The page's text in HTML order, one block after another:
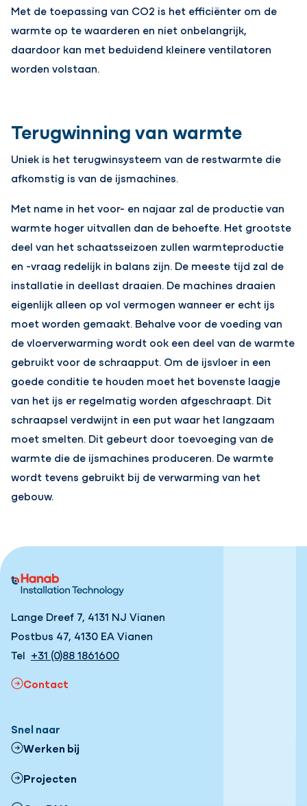
Met de toepassing van CO2 is het efficiënter om de
warmte op te waarderen en niet onbelangrijk,
daardoor kan met beduidend kleinere ventilatoren
worden volstaan.
Terugwinning van warmte
Uniek is het terugwinsysteem van de restwarmte die
afkomstig is van de ijsmachines.
Met name in het voor- en najaar zal de productie van
warmte hoger uitvallen dan de behoefte. Het grootste
deel van het schaatsseizoen zullen warmteproductie
en -vraag redelijk in balans zijn. De meeste tijd zal de
installatie in deellast draaien. De machines draaien
eigenlijk alleen op vol vermogen wanneer er echt ijs
moet worden gemaakt. Behalve voor de voeding van
de vloerverwarming wordt ook een deel van de warmte
gebruikt voor de schraapput. Om de ijsvloer in een
goede conditie te houden moet het bovenste laagje
van het ijs er regelmatig worden afgeschraapt. Dit
schraapsel verdwijnt in een put waar het langzaam
moet smelten. Dit gebeurt door toevoeging van de
warmte die de ijsmachines produceren. De warmte
wordt tevens gebruikt bij de verwarming van het
gebouw.
Lange Dreef 7, 4131 NJ Vianen
Postbus 47, 4130 EA Vianen
Tel +31 (0)88 1861600
Contact
Snel naar
Werken bij
Projecten